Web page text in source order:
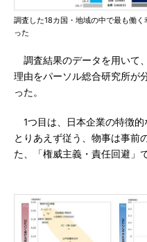
調査した18カ国・地域の中で最も働
った
調査結果のデータを用いて
理由をパーソル総合研究所が
った。
1つ目は、日本企業の特徴的
とりあえず従う、物事は事前
た、「権威主義・責任回避」